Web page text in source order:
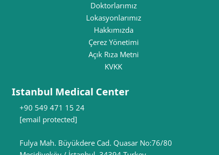
Doktorlarımız
Lokasyonlarımız
Hakkımızda
Çerez Yönetimi
Açık Rıza Metni
KVKK
Istanbul Medical Center
+90 549 471 15 24
[email protected]
Fulya Mah. Büyükdere Cad. Quasar No:76/80